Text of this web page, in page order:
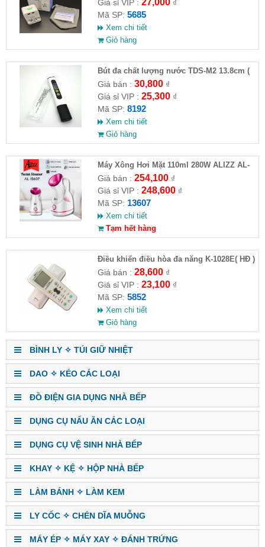
Giá sỉ VIP :
₫
Mã SP: 5685
Xem chi tiết
Giỏ hàng
Bút đa chất lượng nước TDS-M2 13.8cm (
HĐ )
Giá bán : 30,800₫
Giá sỉ VIP : 25,300₫
Mã SP: 8192
Xem chi tiết
Giỏ hàng
Máy Xông Hơi Mặt 110ml 280W ALIZZ AL-
13607( HĐ )
Giá bán : 254,100₫
Giá sỉ VIP : 248,600₫
Mã SP: 13607
Xem chi tiết
Tạm hết hàng
Điều khiển điều hòa đa năng K-1028E( HĐ )
Giá bán : 28,600₫
Giá sỉ VIP : 23,100₫
Mã SP: 5852
Xem chi tiết
Giỏ hàng
BÌNH LY ✧ TÚI GIỮ NHIỆT
DAO ✧ KÉO CÁC LOẠI
ĐỒ ĐIỆN GIA DỤNG NHÀ BẾP
DỤNG CỤ NẤU ĂN CÁC LOẠI
DỤNG CỤ VỆ SINH NHÀ BẾP
KHAY ✧ KỆ ✧ HỘP NHÀ BẾP
LÀM BÁNH ✧ LÀM KEM
LY CỐC ✧ CHÉN DĨA MUỖNG
MÁY ÉP ✧ MÁY XAY ✧ ĐÁNH TRỨNG